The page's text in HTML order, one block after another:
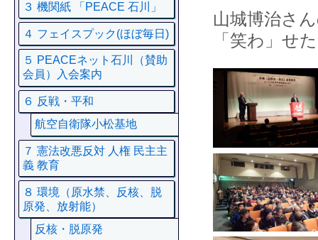
山城博治さ
「笑わ」せ
３ 機関紙 「PEACE 石川」
４ フェイスプック(ほぼ毎日)
５ PEACEネット石川（賛助
会員）入会案内
６ 反戦・平和
航空自衛隊小松基地
７ 憲法改悪反対 人権 民主主
義 教育
８ 環境（原水禁、反核、脱
原発、放射能）
反核・脱原発